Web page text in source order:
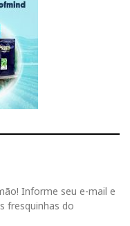
Informe seu e-mail e
fresquinhas do